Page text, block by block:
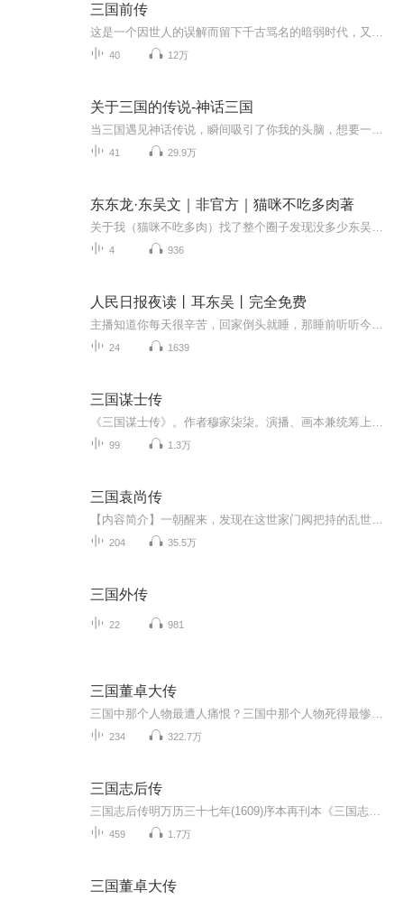
三国前传
40 12万
关于三国的传说-神话三国
41 29.9万
东东龙·东吴文｜非官方｜猫咪不吃多肉著
4 936
人民日报夜读丨耳东吴丨完全免费
24 1639
三国谋士传
99 1.3万
三国袁尚传
204 35.5万
三国外传
22 981
三国董卓大传
234 322.7万
三国志后传
459 1.7万
三国董卓大传